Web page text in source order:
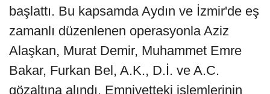
başlattı. Bu kapsamda Aydın ve İzmir'de eş
zamanlı düzenlenen operasyonla Aziz
Alaşkan, Murat Demir, Muhammet Emre
Bakar, Furkan Bel, A.K., D.İ. ve A.C.
gözaltına alındı. Emniyetteki işlemlerinin